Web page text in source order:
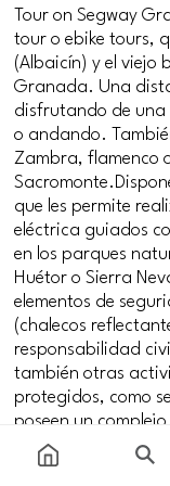
Tour on Segway
tour o ebike tours,
(Albaicín) y el viejo
Granada. Una
disfrutando de una
o andando.
Zambra, flamenco
que les permite
eléctrica guiados
en los parques
Huétor o Sierra
elementos de
(chalecos
responsabilidad
también otras
protegidos, como
poseen un
Granada.